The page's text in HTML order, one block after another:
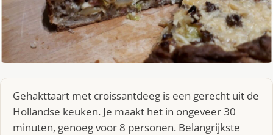
Gehakttaart met croissantdeeg is een gerecht uit de
Hollandse keuken. Je maakt het in ongeveer 30
minuten, genoeg voor 8 personen. Belangrijkste